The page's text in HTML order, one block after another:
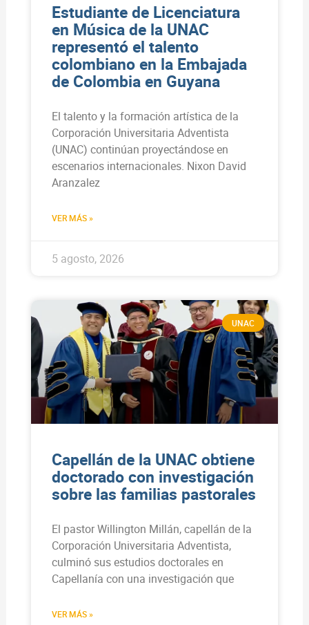
Estudiante de Licenciatura
en Música de la UNAC
representó el talento
colombiano en la Embajada
de Colombia en Guyana
El talento y la formación artística de la
Corporación Universitaria Adventista
(UNAC) continúan proyectándose en
escenarios internacionales. Nixon David
Aranzalez
VER MÁS »
5 agosto, 2026
UNAC
Capellán de la UNAC obtiene
doctorado con investigación
sobre las familias pastorales
El pastor Willington Millán, capellán de la
Corporación Universitaria Adventista,
culminó sus estudios doctorales en
Capellanía con una investigación que
VER MÁS »